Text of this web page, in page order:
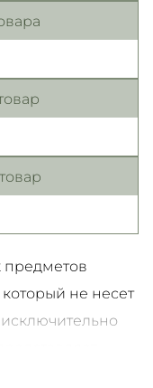
предметов
не несет